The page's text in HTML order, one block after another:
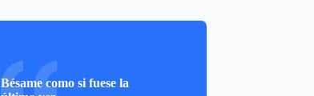
Bésame como si fuese la